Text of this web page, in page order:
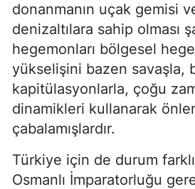
donanmanın uçak gemisi
denizaltılara sahip olması
hegemonları bölgesel
yükselişini bazen savaşla,
kapitülasyonlarla, çoğu
dinamikleri kullanarak
çabalamışlardır.
Türkiye için de durum
Osmanlı İmparatorluğu